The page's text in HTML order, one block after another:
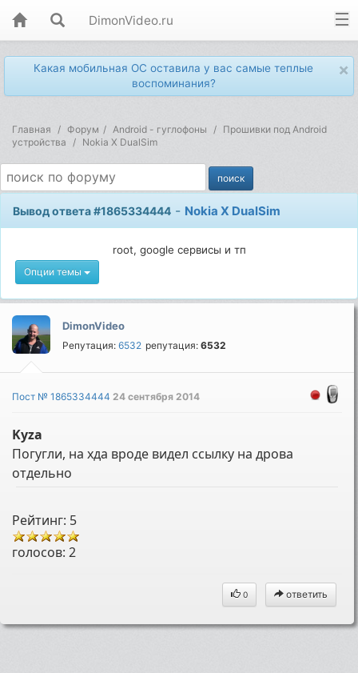
DimonVideo.ru
×
Какая мобильная ОС оставила у вас самые теплые
воспоминания?
Главная Форум Android - гуглофоны
Прошивки под Android
устройства
Nokia X DualSim
Вывод ответа #1865334444 - Nokia X DualSim
root, google сервисы и тп
Опции темы
DimonVideo
Репутация:6532 репутация:6532
Пост № 186533444424 сентября 2014
Kyza
Погугли, на хда вроде видел ссылку на дрова
отдельно
Рейтинг: 5
голосов:2
0 ответить